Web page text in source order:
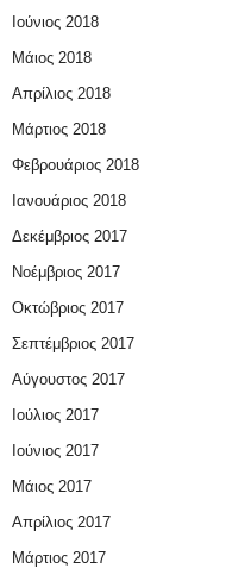
Ιούνιος 2018
Μάιος 2018
Απρίλιος 2018
Μάρτιος 2018
Φεβρουάριος 2018
Ιανουάριος 2018
Δεκέμβριος 2017
Νοέμβριος 2017
Οκτώβριος 2017
Σεπτέμβριος 2017
Αύγουστος 2017
Ιούλιος 2017
Ιούνιος 2017
Μάιος 2017
Απρίλιος 2017
Μάρτιος 2017